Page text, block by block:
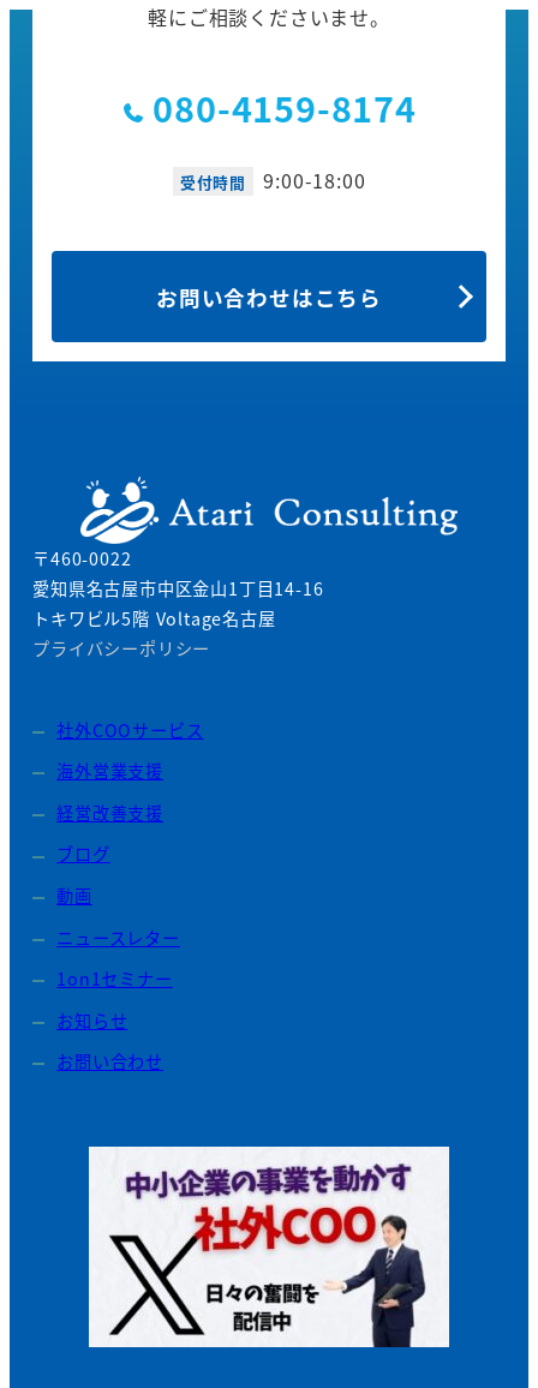
軽にご相談くださいませ。
080-4159-8174
受付時間 9:00-18:00
お問い合わせはこちら
〒460-0022
愛知県名古屋市中区金山1丁目14-16
トキワビル5階 Voltage名古屋
プライバシーポリシー
社外COOサービス
海外営業支援
経営改善支援
ブログ
動画
ニュースレター
1on1セミナー
お知らせ
お問い合わせ